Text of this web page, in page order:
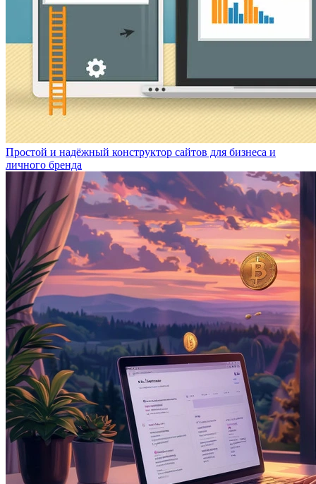
Простой и надёжный конструктор сайтов для бизнеса и
личного бренда